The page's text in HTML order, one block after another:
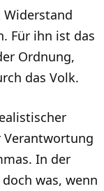
Für ihn ist das
Ordnung,
das Volk.
In der
was, wenn